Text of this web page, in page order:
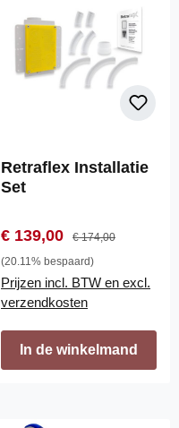
Retraflex Installatie
Set
Verkoopprijs:
€ 139,00 Normale prijs:
€ 174,00
(20.11% bespaard)
Prijzen incl. BTW en excl.
verzendkosten
In de winkelmand